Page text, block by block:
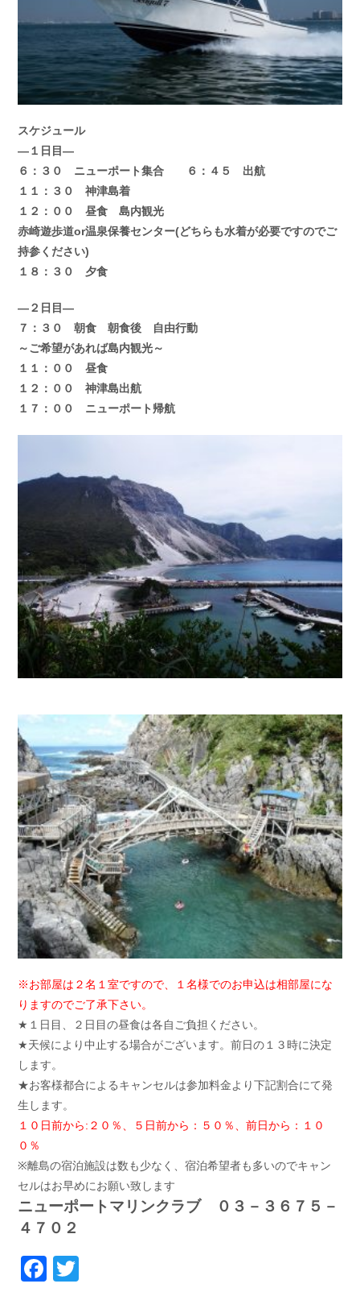
スケジュール
—１日目—
６：３０ ニューポート集合 ６：４５ 出航
１１：３０ 神津島着
１２：００ 昼食 島内観光
赤崎遊歩道or温泉保養センター(どちらも水着が必要ですのでご
持参ください)
１８：３０ 夕食
—２日目—
７：３０ 朝食 朝食後 自由行動
～ご希望があれば島内観光～
１１：００ 昼食
１２：００ 神津島出航
１７：００ ニューポート帰航
※お部屋は２名１室ですので、１名様でのお申込は相部屋にな
りますのでご了承下さい。
★１日目、２日目の昼食は各自ご負担ください。
★天候により中止する場合がございます。前日の１３時に決定
します。
★お客様都合によるキャンセルは参加料金より下記割合にて発
生します。
１０日前から:２０％、５日前から：５０％、前日から：１０
０％
※離島の宿泊施設は数も少なく、宿泊希望者も多いのでキャン
セルはお早めにお願い致します
ニューポートマリンクラブ ０３－３６７５－
４７０２
Facebook